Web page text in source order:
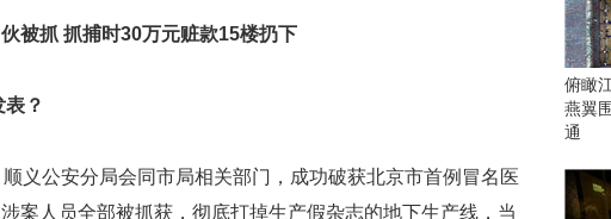
被抓 抓捕时30万元赃款15楼扔下
？
义公安分局会同市局相关部门，成功破获北京市首例冒名医
案人员全部被抓获，彻底打掉生产假杂志的地下生产线，当
俯瞰
燕翼
通